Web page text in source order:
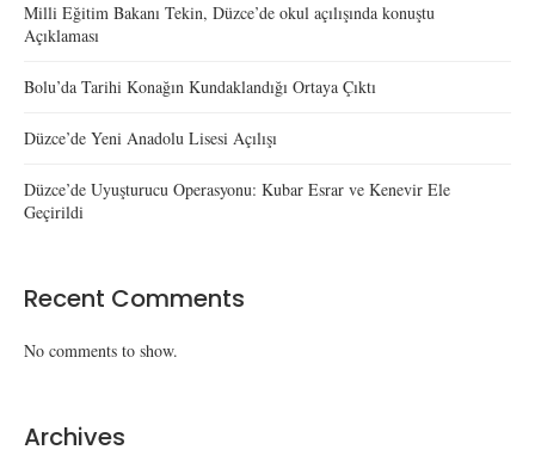
Milli Eğitim Bakanı Tekin, Düzce’de okul açılışında konuştu
Açıklaması
Bolu’da Tarihi Konağın Kundaklandığı Ortaya Çıktı
Düzce’de Yeni Anadolu Lisesi Açılışı
Düzce’de Uyuşturucu Operasyonu: Kubar Esrar ve Kenevir Ele
Geçirildi
Recent Comments
No comments to show.
Archives